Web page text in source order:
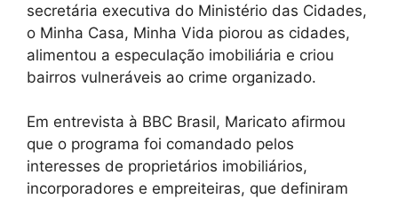
secretária executiva do Ministério das Cidades,
o Minha Casa, Minha Vida piorou as cidades,
alimentou a especulação imobiliária e criou
bairros vulneráveis ao crime organizado.
Em entrevista à BBC Brasil, Maricato afirmou
que o programa foi comandado pelos
interesses de proprietários imobiliários,
incorporadores e empreiteiras, que definiram